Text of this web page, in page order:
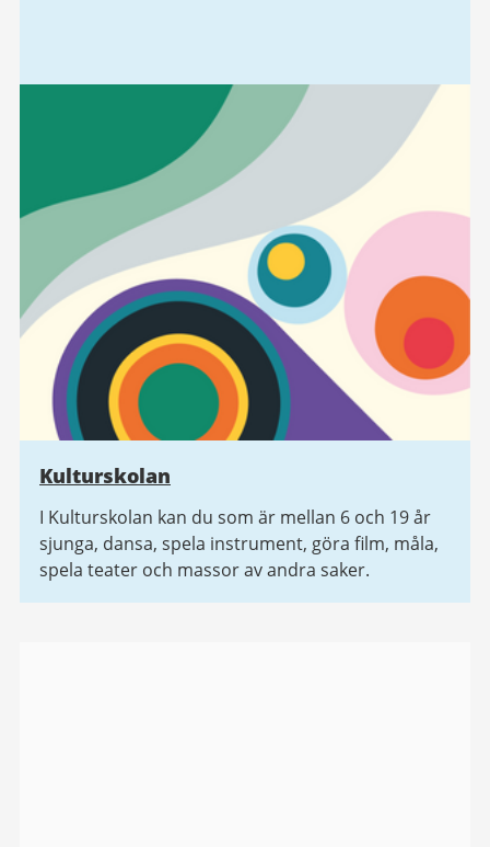
Kulturskolan
I Kulturskolan kan du som är mellan 6 och 19 år
sjunga, dansa, spela instrument, göra film, måla,
spela teater och massor av andra saker.